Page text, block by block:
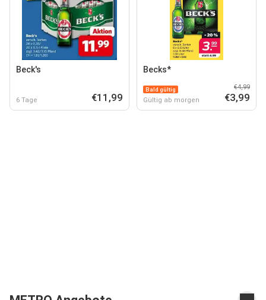
Beck's
6 Tage €11,99
Becks*
Bald gültig
Gültig ab morgen
€4,99
€3,99